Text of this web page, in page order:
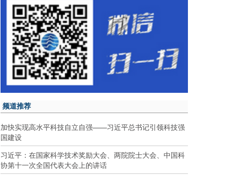
频道推荐
加快实现高水平科技自立自强——习近平总书记引领科技强
国建设
习近平：在国家科学技术奖励大会、两院院士大会、中国科
协第十一次全国代表大会上的讲话